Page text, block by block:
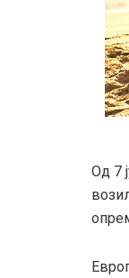
Од 7